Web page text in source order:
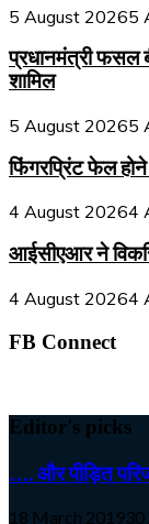
5 August 20265
प्रधानमंत्री फसल
शामिल
5 August 20265
फिंगरप्रिंट फेल
4 August 20264
आईसीएआर ने
4 August 20264
FB Connect
Editor's picks
…. और पीड़ित
18 March 201930